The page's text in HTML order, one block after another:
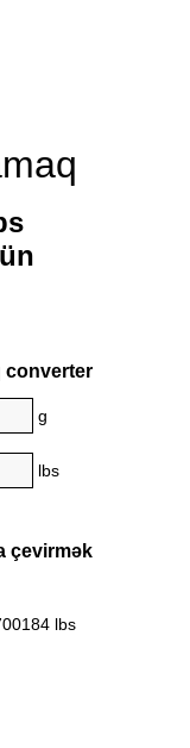
converter
g
lbs
çevirmək
lbs